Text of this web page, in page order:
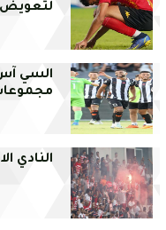
لتعويض
السي آس
النادي